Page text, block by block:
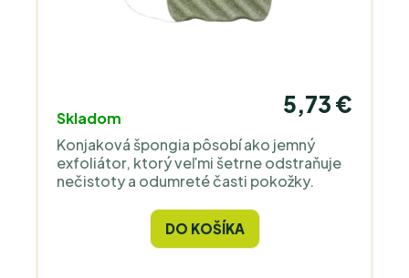
Skladom
5,73 €
Konjaková špongia pôsobí ako jemný
exfoliátor, ktorý veľmi šetrne odstraňuje
nečistoty a odumreté časti pokožky.
DO KOŠÍKA